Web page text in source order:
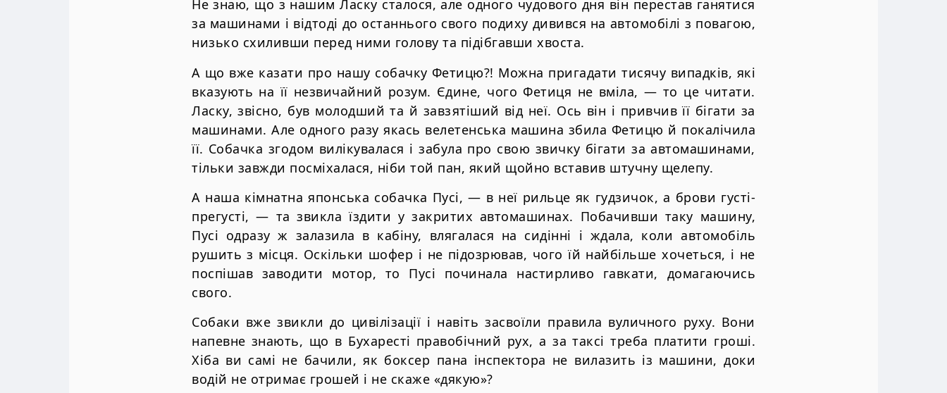
Не знаю, що з нашим Ласку сталося, але одного чудового дня він перестав ганятися
за машинами і відтоді до останнього свого подиху дивився на автомобілі з повагою,
низько схиливши перед ними голову та підібгавши хвоста.
А що вже казати про нашу собачку Фетицю?! Можна пригадати тисячу випадків, які
вказують на її незвичайний розум. Єдине, чого Фетиця не вміла, — то це читати.
Ласку, звісно, був молодший та й завзятіший від неї. Ось він і привчив її бігати за
машинами. Але одного разу якась велетенська машина збила Фетицю й покалічила
її. Собачка згодом вилікувалася і забула про свою звичку бігати за автомашинами,
тільки завжди посміхалася, ніби той пан, який щойно вставив штучну щелепу.
А наша кімнатна японська собачка Пусі, — в неї рильце як гудзичок, а брови густі-
прегусті, — та звикла їздити у закритих автомашинах. Побачивши таку машину,
Пусі одразу ж залазила в кабіну, влягалася на сидінні і ждала, коли автомобіль
рушить з місця. Оскільки шофер і не підозрював, чого їй найбільше хочеться, і не
поспішав заводити мотор, то Пусі починала настирливо гавкати, домагаючись
свого.
Собаки вже звикли до цивілізації і навіть засвоїли правила вуличного руху. Вони
напевне знають, що в Бухаресті правобічний рух, а за таксі треба платити гроші.
Хіба ви самі не бачили, як боксер пана інспектора не вилазить із машини, доки
водій не отримає грошей і не скаже «дякую»?